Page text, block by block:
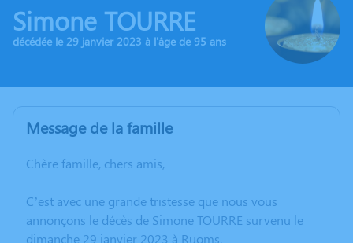
Simone TOURRE
décédée le 29 janvier 2023 à l'âge de 95 ans
Message de la famille
Chère famille, chers amis,
C’est avec une grande tristesse que nous vous
annonçons le décès de Simone TOURRE survenu le
dimanche 29 janvier 2023 à Ruoms.